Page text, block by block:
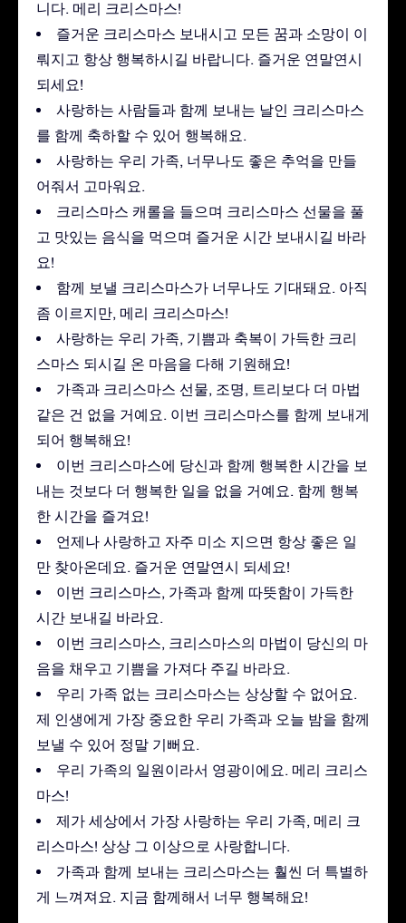
니다. 메리 크리스마스!
즐거운 크리스마스 보내시고 모든 꿈과 소망이 이
뤄지고 항상 행복하시길 바랍니다. 즐거운 연말연시
되세요!
사랑하는 사람들과 함께 보내는 날인 크리스마스
를 함께 축하할 수 있어 행복해요.
사랑하는 우리 가족, 너무나도 좋은 추억을 만들
어줘서 고마워요.
크리스마스 캐롤을 들으며 크리스마스 선물을 풀
고 맛있는 음식을 먹으며 즐거운 시간 보내시길 바라
요!
함께 보낼 크리스마스가 너무나도 기대돼요. 아직
좀 이르지만, 메리 크리스마스!
사랑하는 우리 가족, 기쁨과 축복이 가득한 크리
스마스 되시길 온 마음을 다해 기원해요!
가족과 크리스마스 선물, 조명, 트리보다 더 마법
같은 건 없을 거예요. 이번 크리스마스를 함께 보내게
되어 행복해요!
이번 크리스마스에 당신과 함께 행복한 시간을 보
내는 것보다 더 행복한 일을 없을 거예요. 함께 행복
한 시간을 즐겨요!
언제나 사랑하고 자주 미소 지으면 항상 좋은 일
만 찾아온데요. 즐거운 연말연시 되세요!
이번 크리스마스, 가족과 함께 따뜻함이 가득한
시간 보내길 바라요.
이번 크리스마스, 크리스마스의 마법이 당신의 마
음을 채우고 기쁨을 가져다 주길 바라요.
우리 가족 없는 크리스마스는 상상할 수 없어요.
제 인생에게 가장 중요한 우리 가족과 오늘 밤을 함께
보낼 수 있어 정말 기뻐요.
우리 가족의 일원이라서 영광이에요. 메리 크리스
마스!
제가 세상에서 가장 사랑하는 우리 가족, 메리 크
리스마스! 상상 그 이상으로 사랑합니다.
가족과 함께 보내는 크리스마스는 훨씬 더 특별하
게 느껴져요. 지금 함께해서 너무 행복해요!